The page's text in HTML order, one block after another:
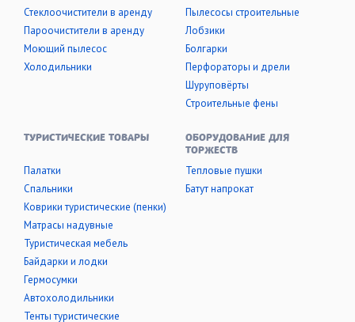
Стеклоочистители в аренду
Пароочистители в аренду
Моющий пылесос
Холодильники
Пылесосы строительные
Лобзики
Болгарки
Перфораторы и дрели
Шуруповёрты
Строительные фены
ТУРИСТИЧЕСКИЕ ТОВАРЫ
Палатки
Cпальники
Коврики туристические (пенки)
Матрасы надувные
Туристическая мебель
Байдарки и лодки
Гермосумки
Автохолодильники
Тенты туристические
ОБОРУДОВАНИЕ ДЛЯ
ТОРЖЕСТВ
Тепловые пушки
Батут напрокат